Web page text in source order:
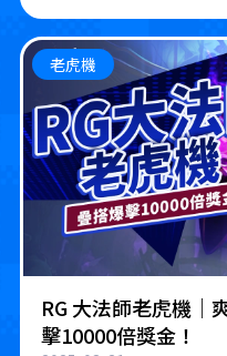
老虎機
RG 大法師老虎機｜
擊10000倍獎金！